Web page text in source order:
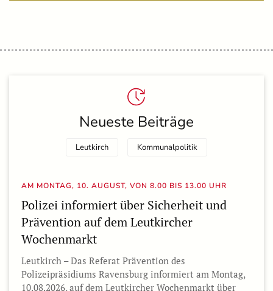
Neueste Beiträge
Leutkirch Kommunalpolitik
AM MONTAG, 10. AUGUST, VON 8.00 BIS 13.00 UHR
Polizei informiert über Sicherheit und
Prävention auf dem Leutkircher
Wochenmarkt
Leutkirch – Das Referat Prävention des
Polizeipräsidiums Ravensburg informiert am Montag,
10.08.2026, auf dem Leutkircher Wochenmarkt über